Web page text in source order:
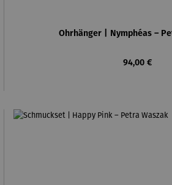
Ohrhänger | Nymphéas –
Regulärer
94,00 €